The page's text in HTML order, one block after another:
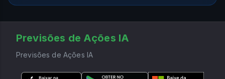
Previsões de Ações IA
Previsões de Ações IA